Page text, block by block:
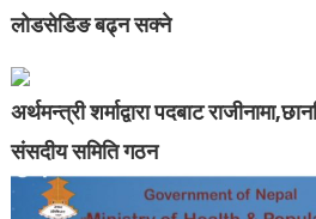
लोडसेडिङ बढ्न सक्ने
अर्थमन्त्री शर्माद्वारा पदबाट
संसदीय समिति गठन